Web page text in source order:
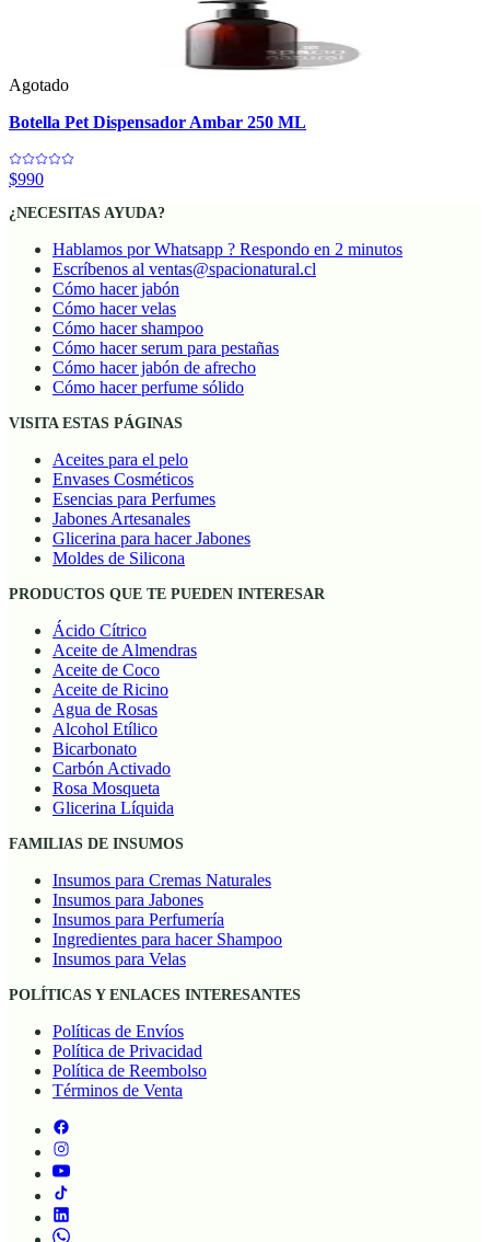
Agotado
Botella Pet Dispensador Ambar 250 ML
$990
¿NECESITAS AYUDA?
Hablamos por Whatsapp ? Respondo en 2 minutos
Escríbenos al ventas@spacionatural.cl
Cómo hacer jabón
Cómo hacer velas
Cómo hacer shampoo
Cómo hacer serum para pestañas
Cómo hacer jabón de afrecho
Cómo hacer perfume sólido
VISITA ESTAS PÁGINAS
Aceites para el pelo
Envases Cosméticos
Esencias para Perfumes
Jabones Artesanales
Glicerina para hacer Jabones
Moldes de Silicona
PRODUCTOS QUE TE PUEDEN INTERESAR
Ácido Cítrico
Aceite de Almendras
Aceite de Coco
Aceite de Ricino
Agua de Rosas
Alcohol Etílico
Bicarbonato
Carbón Activado
Rosa Mosqueta
Glicerina Líquida
FAMILIAS DE INSUMOS
Insumos para Cremas Naturales
Insumos para Jabones
Insumos para Perfumería
Ingredientes para hacer Shampoo
Insumos para Velas
POLÍTICAS Y ENLACES INTERESANTES
Políticas de Envíos
Política de Privacidad
Política de Reembolso
Términos de Venta